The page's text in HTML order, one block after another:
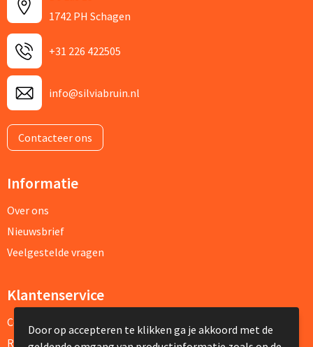
1742 PH Schagen
+31 226 422505
info@silviabruin.nl
Contacteer ons
Informatie
Over ons
Nieuwsbrief
Veelgestelde vragen
Klantenservice
Contact
Retourneren
Door op accepteren te klikken ga je akkoord met de